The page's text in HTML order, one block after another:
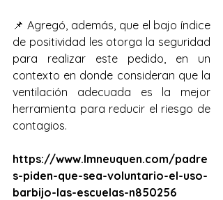
📌 Agregó, además, que el bajo índice
de positividad les otorga la seguridad
para realizar este pedido, en un
contexto en donde consideran que la
ventilación adecuada es la mejor
herramienta para reducir el riesgo de
contagios.
https://www.lmneuquen.com/padre
s-piden-que-sea-voluntario-el-uso-
barbijo-las-escuelas-n850256